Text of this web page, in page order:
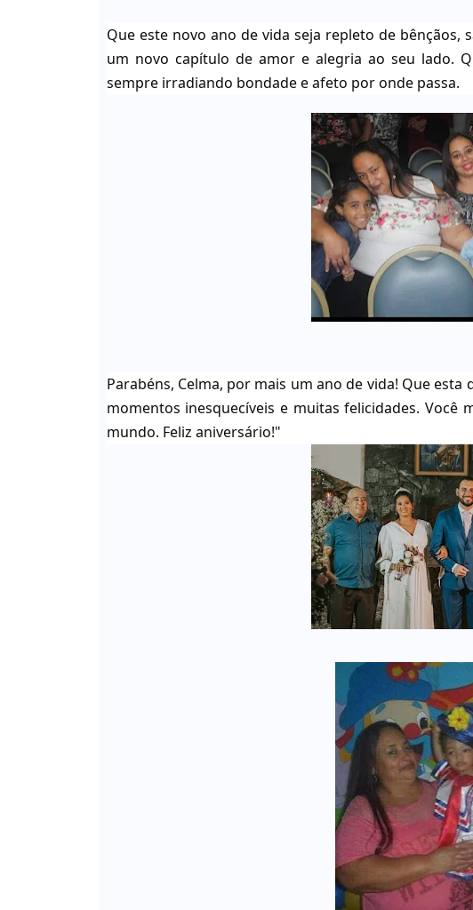
Que este novo ano de vida seja repleto de bênçãos,
um novo capítulo de amor e alegria ao seu lado.
sempre irradiando bondade e afeto por onde passa.
Parabéns, Celma, por mais um ano de vida! Que
momentos inesquecíveis e muitas felicidades.
mundo. Feliz aniversário!"